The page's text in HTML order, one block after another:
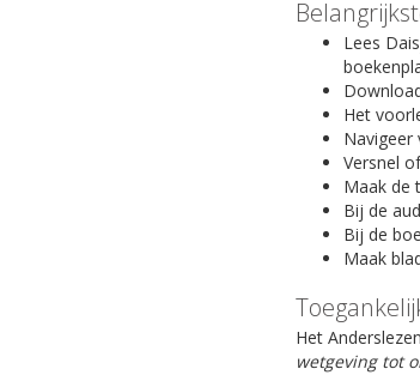
Lees
Het
Navigeer
Versnel
Maak de
Bij de
Bij de
Maak
Het
wetgeving tot